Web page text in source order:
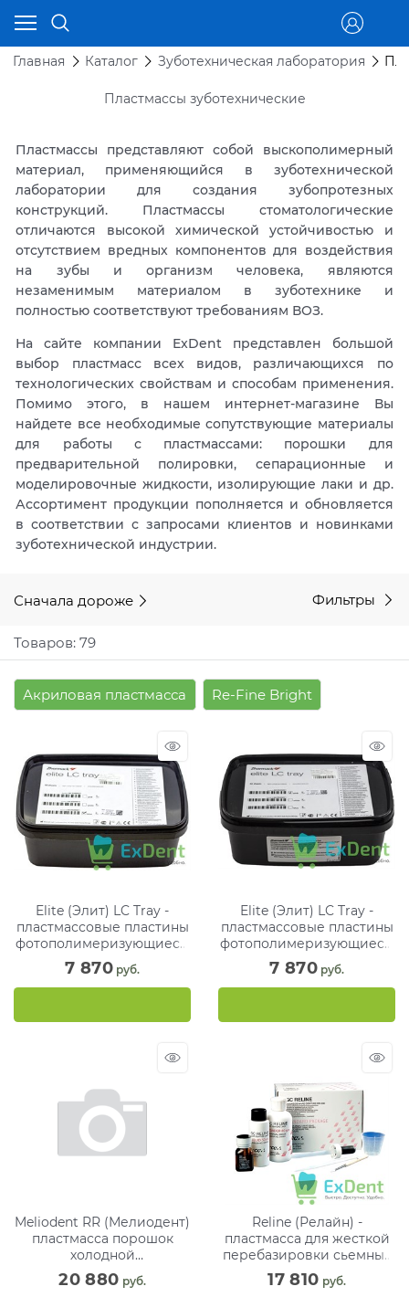
Главная Каталог Зуботехническая лаборатория
Пластмассы зуботехнические
Пластмассы представляют собой выскополимерный
материал, применяющийся в зуботехнической
лаборатории для создания зубопротезных
конструкций. Пластмассы стоматологические
отличаются высокой химической устойчивостью и
отсутствием вредных компонентов для воздействия
на зубы и организм человека, являются
незаменимым материалом в зуботехнике и
полностью соответствуют требованиям ВОЗ.
На сайте компании ExDent представлен большой
выбор пластмасс всех видов, различающихся по
технологических свойствам и способам применения.
Помимо этого, в нашем интернет-магазине Вы
найдете все необходимые сопутствующие материалы
для работы с пластмассами: порошки для
предварительной полировки, сепарационные и
моделировочные жидкости, изолирующие лаки и др.
Ассортимент продукции пополняется и обновляется
в соответствии с запросами клиентов и новинками
зуботехнической индустрии.
Сначала дороже Фильтры
Товаров: 79
Акриловая пластмасса Re-Fine Bright
Elite (Элит) LC Tray -
пластмассовые пластины
фотополимеризующиеся,
голубой (50 шт)
7 870 руб.
Elite (Элит) LC Tray -
пластмассовые пластины
фотополимеризующиеся,
розовый (50 шт)
7 870 руб.
Meliodent RR (Мелиодент)
пластмасса порошок
холодной
полимеризации, 42-
розовой (1 кг)
20 880 руб.
Reline (Релайн) -
пластмасса для жесткой
перебазировки сьемных
протезов (80 г + 50 мл + 12
г)
17 810 руб.